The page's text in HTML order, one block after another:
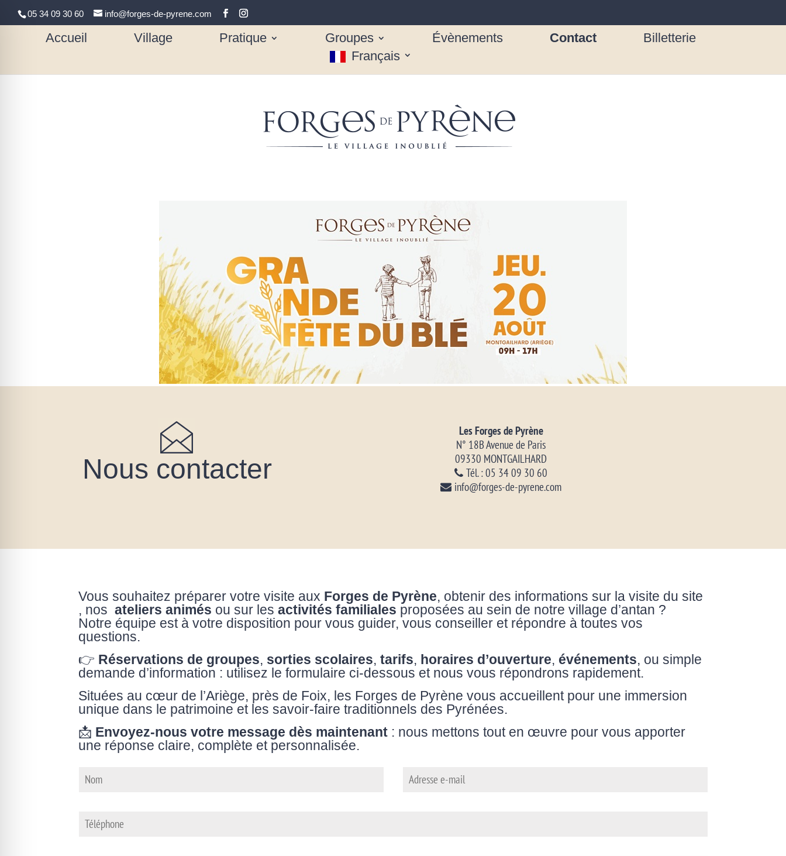
05 34 09 30 60 info@forges-de-pyrene.com
Accueil Village Pratique Groupes Évènements Contact
Billetterie
Français
Nous contacter
Les Forges de Pyrène
N° 18B Avenue de Paris
09330 MONTGAILHARD
Tél. : 05 34 09 30 60
info@forges-de-pyrene.com
Vous souhaitez préparer votre visite aux Forges de Pyrène, obtenir des informations sur la visite du site
, nos ateliers animés ou sur lesactivités familiales proposées au sein de notre village d’antan ?
Notre équipe est à votre disposition pour vous guider, vous conseiller et répondre à toutes vos
questions.
👉 Réservations de groupes, sorties scolaires,tarifs, horaires d’ouverture, événements, ou simple
demande d’information : utilisez le formulaire ci-dessous et nous vous répondrons rapidement.
Situées au cœur de l’Ariège, près de Foix, les Forges de Pyrène vous accueillent pour une immersion
unique dans le patrimoine et les savoir-faire traditionnels des Pyrénées.
📩 Envoyez-nous votre message dès maintenant : nous mettons tout en œuvre pour vous apporter
une réponse claire, complète et personnalisée.